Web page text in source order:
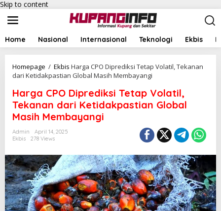
Skip to content
Home Nasional Internasional Teknologi Ekbis
Homepage / Ekbis Harga CPO Diprediksi Tetap Volatil, Tekanan
dari Ketidakpastian Global Masih Membayangi
Harga CPO Diprediksi Tetap Volatil,
Tekanan dari Ketidakpastian Global
Masih Membayangi
Admin
April 14, 2025
Ekbis
278 Views